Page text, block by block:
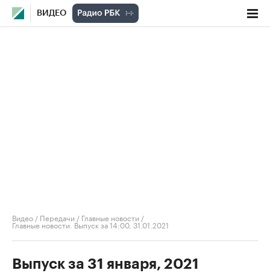
ВИДЕО
Видео / Передачи / Главные новости /
Главные новости. Выпуск за 14:00, 31.01.2021
Выпуск за 31 января, 2021